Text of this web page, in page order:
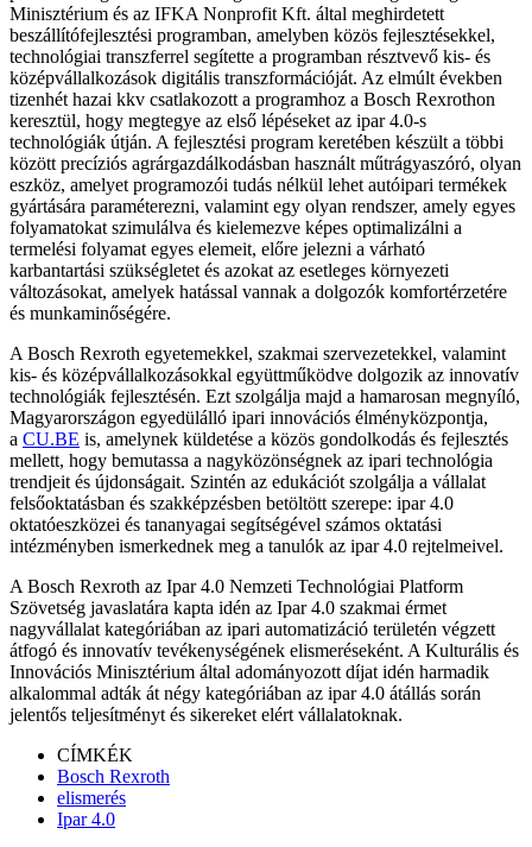
Minisztérium és az IFKA Nonprofit Kft. által meghirdetett
beszállítófejlesztési programban, amelyben közös fejlesztésekkel,
technológiai transzferrel segítette a programban résztvevő kis- és
középvállalkozások digitális transzformációját. Az elmúlt években
tizenhét hazai kkv csatlakozott a programhoz a Bosch Rexrothon
keresztül, hogy megtegye az első lépéseket az ipar 4.0-s
technológiák útján. A fejlesztési program keretében készült a többi
között precíziós agrárgazdálkodásban használt műtrágyaszóró, olyan
eszköz, amelyet programozói tudás nélkül lehet autóipari termékek
gyártására paraméterezni, valamint egy olyan rendszer, amely egyes
folyamatokat szimulálva és kielemezve képes optimalizálni a
termelési folyamat egyes elemeit, előre jelezni a várható
karbantartási szükségletet és azokat az esetleges környezeti
változásokat, amelyek hatással vannak a dolgozók komfortérzetére
és munkaminőségére.
A Bosch Rexroth egyetemekkel, szakmai szervezetekkel, valamint
kis- és középvállalkozásokkal együttműködve dolgozik az innovatív
technológiák fejlesztésén. Ezt szolgálja majd a hamarosan megnyíló,
Magyarországon egyedülálló ipari innovációs élményközpontja,
a CU.BE is, amelynek küldetése a közös gondolkodás és fejlesztés
mellett, hogy bemutassa a nagyközönségnek az ipari technológia
trendjeit és újdonságait. Szintén az edukációt szolgálja a vállalat
felsőoktatásban és szakképzésben betöltött szerepe: ipar 4.0
oktatóeszközei és tananyagai segítségével számos oktatási
intézményben ismerkednek meg a tanulók az ipar 4.0 rejtelmeivel.
A Bosch Rexroth az Ipar 4.0 Nemzeti Technológiai Platform
Szövetség javaslatára kapta idén az Ipar 4.0 szakmai érmet
nagyvállalat kategóriában az ipari automatizáció területén végzett
átfogó és innovatív tevékenységének elismeréseként. A Kulturális és
Innovációs Minisztérium által adományozott díjat idén harmadik
alkalommal adták át négy kategóriában az ipar 4.0 átállás során
jelentős teljesítményt és sikereket elért vállalatoknak.
CÍMKÉK
Bosch Rexroth
elismerés
Ipar 4.0